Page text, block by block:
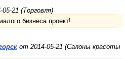
21 (Торговля)
бизнеса проект!
от 2014-05-21 (Салоны красоты